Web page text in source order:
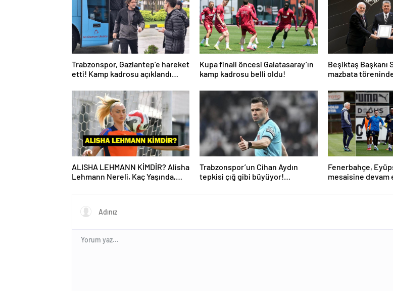
Trabzonspor, Gaziantep’e hareket
etti! Kamp kadrosu açıklandı…
Kupa finali öncesi Galatasaray’ın
kamp kadrosu belli oldu!
Beşiktaş Başkanı
mazbata
ALISHA LEHMANN KİMDİR? Alisha
Lehmann Nereli, Kaç Yaşında,
Trabzonspor’un Cihan Aydın
tepkisi çığ gibi büyüyor!
Fenerbahçe,
mesaisine devam